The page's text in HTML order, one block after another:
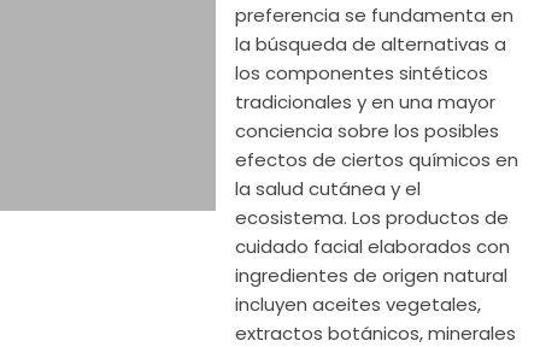
preferencia se fundamenta en
la búsqueda de alternativas a
los componentes sintéticos
tradicionales y en una mayor
conciencia sobre los posibles
efectos de ciertos químicos en
la salud cutánea y el
ecosistema. Los productos de
cuidado facial elaborados con
ingredientes de origen natural
incluyen aceites vegetales,
extractos botánicos, minerales